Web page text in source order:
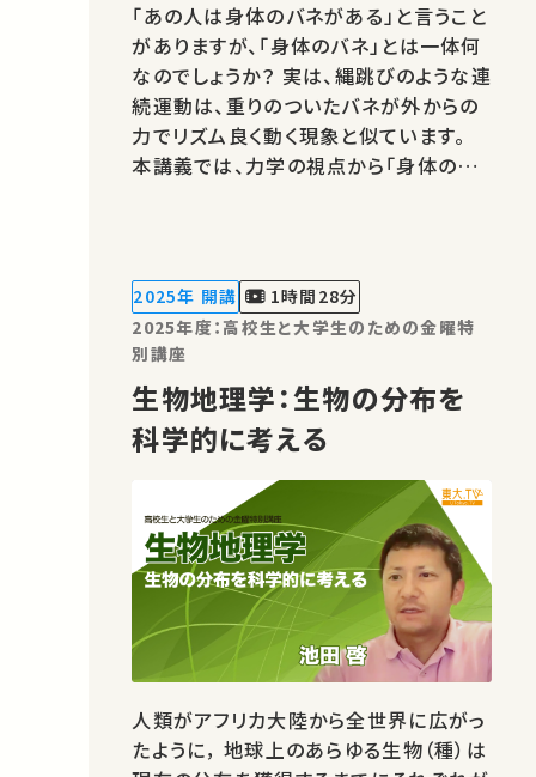
「あの人は身体のバネがある」と言うこと
がありますが、「身体のバネ」とは一体何
なのでしょうか？ 実は、縄跳びのような連
続運動は、重りのついたバネが外からの
力でリズム良く動く現象と似ています。
本講義では、力学の視点から「身体のバ
金曜特別講座 ★あなたのシェアが、ほか
の誰かの学びに繋がるか…
2025年 開講
1時間28分
2025年度：高校生と大学生のための金曜特
別講座
生物地理学：生物の分布を
科学的に考える
人類がアフリカ大陸から全世界に広がっ
たように， 地球上のあらゆる生物（種）は